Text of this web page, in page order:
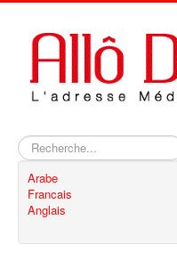
Rechercher
Arabe
Francais
Anglais